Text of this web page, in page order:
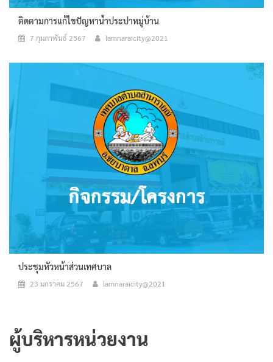
ติดตามการแก้ไขปัญหาน้ำประปาหมู่บ้าน
7 กุมภาพันธ์ 2567 lamnaraicity@2021
ประชุมหัวหน้าส่วนเทศบาล
23 มกราคม 2567 lamnaraicity@2021
ผู้บริหารหน่วยงาน